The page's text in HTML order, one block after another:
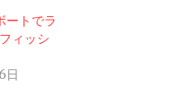
ートでラ
ィッシ
日